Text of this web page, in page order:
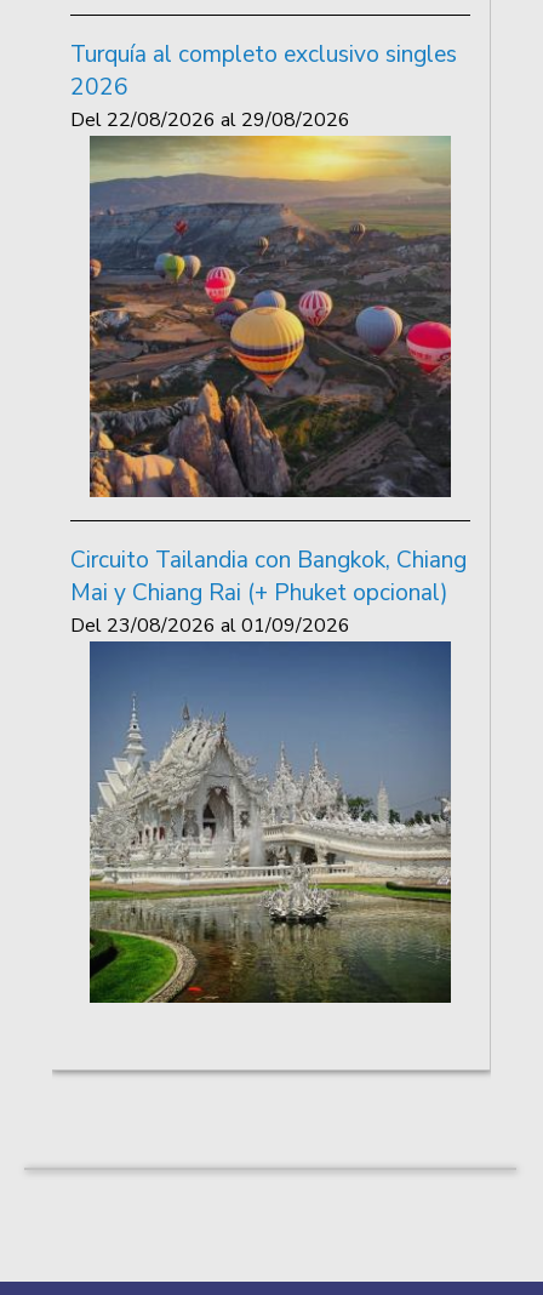
Turquía al completo exclusivo singles
2026
Del 22/08/2026 al 29/08/2026
Circuito Tailandia con Bangkok, Chiang
Mai y Chiang Rai (+ Phuket opcional)
Del 23/08/2026 al01/09/2026